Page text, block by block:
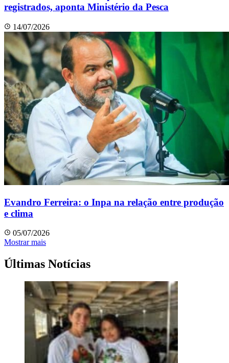
registrados, aponta Ministério da Pesca
14/07/2026
Evandro Ferreira: o Inpa na relação entre produção
e clima
05/07/2026
Mostrar mais
Últimas Notícias